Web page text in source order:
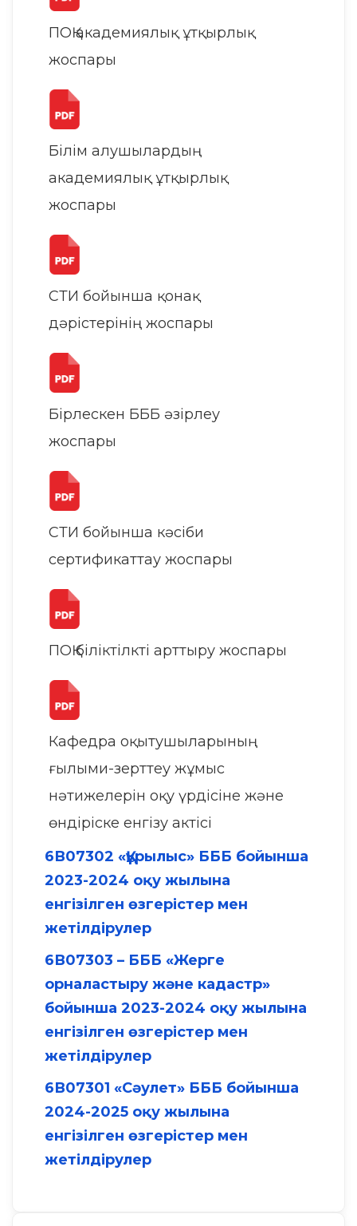
ПОҚ академиялық ұтқырлық
жоспары
Білім алушылардың
академиялық ұтқырлық
жоспары
СТИ бойынша қонақ
дәрістерінің жоспары
Бірлескен БББ әзірлеу
жоспары
СТИ бойынша кәсіби
сертификаттау жоспары
ПОҚ біліктілкті арттыру жоспары
Кафедра оқытушыларының
ғылыми-зерттеу жұмыс
нәтижелерін оқу үрдісіне және
өндіріске енгізу актісі
6В07302 «Құрылыс» БББ бойынша
2023-2024 оқу жылына
енгізілген өзгерістер мен
жетілдірулер
6В07303 – БББ «Жерге
орналастыру және кадастр»
бойынша 2023-2024 оқу жылына
енгізілген өзгерістер мен
жетілдірулер
6В07301 «Сәулет» БББ бойынша
2024-2025 оқу жылына
енгізілген өзгерістер мен
жетілдірулер